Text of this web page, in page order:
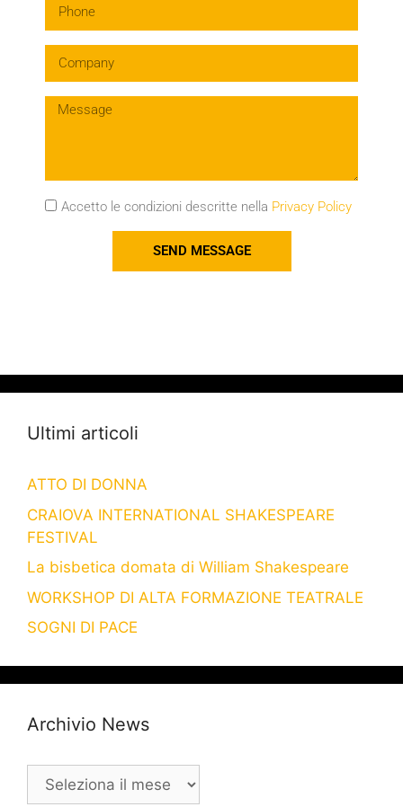
Accetto le condizioni descritte nella Privacy Policy
SEND MESSAGE
Ultimi articoli
ATTO DI DONNA
CRAIOVA INTERNATIONAL SHAKESPEARE
FESTIVAL
La bisbetica domata di William Shakespeare
WORKSHOP DI ALTA FORMAZIONE TEATRALE
SOGNI DI PACE
Archivio News